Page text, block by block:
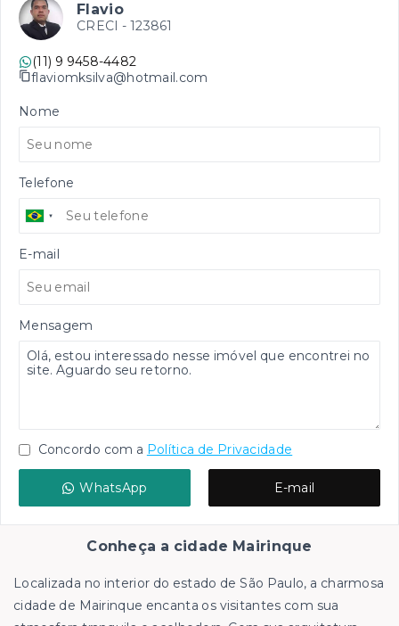
Flavio
CRECI - 123861
(11) 9 9458-4482
flaviomksilva@hotmail.com
Nome
Telefone
E-mail
Mensagem
Concordo com a Política de Privacidade
WhatsApp E-mail
Conheça a cidade Mairinque
Localizada no interior do estado de São Paulo, a charmosa
cidade de Mairinque encanta os visitantes com sua